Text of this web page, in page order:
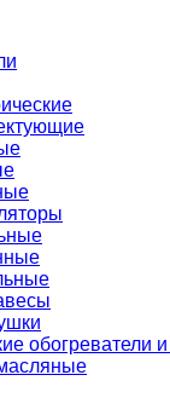
обогреватели